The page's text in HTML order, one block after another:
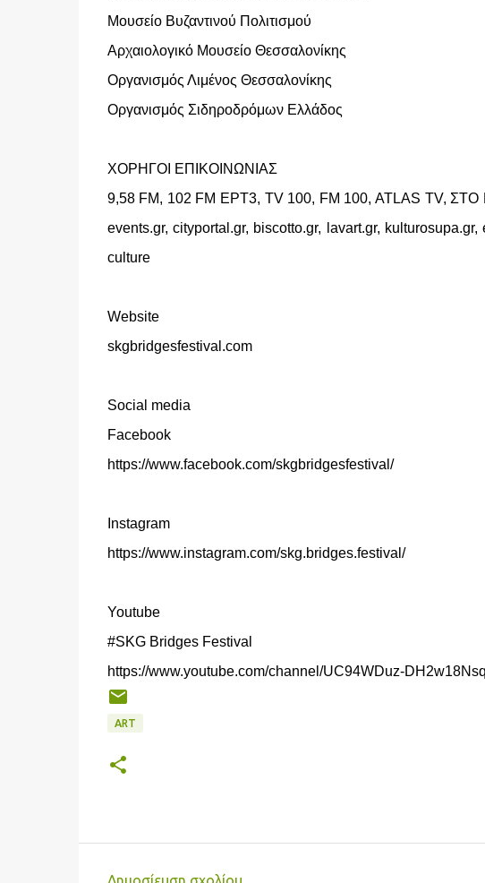
Μουσείο Βυζαντινού Πολιτισμού
Αρχαιολογικό Μουσείο Θεσσαλονίκης
Οργανισμός Λιμένος Θεσσαλονίκης
Οργανισμός Σιδηροδρόμων Ελλάδος
ΧΟΡΗΓΟΙ ΕΠΙΚΟΙΝΩΝΙΑΣ
9,58 FM, 102 FM ΕΡΤ3, TV 100, FM 100, ATLAS TV,
events.gr, cityportal.gr, biscotto.gr, lavart.gr,
culture
Website
skgbridgesfestival.com
Social media
Facebook
https://www.facebook.com/skgbridgesfestival/
Instagram
https://www.instagram.com/skg.bridges.festival/
Youtube
#SKG Bridges Festival
https://www.youtube.com/channel/UC94WDuz-
ART